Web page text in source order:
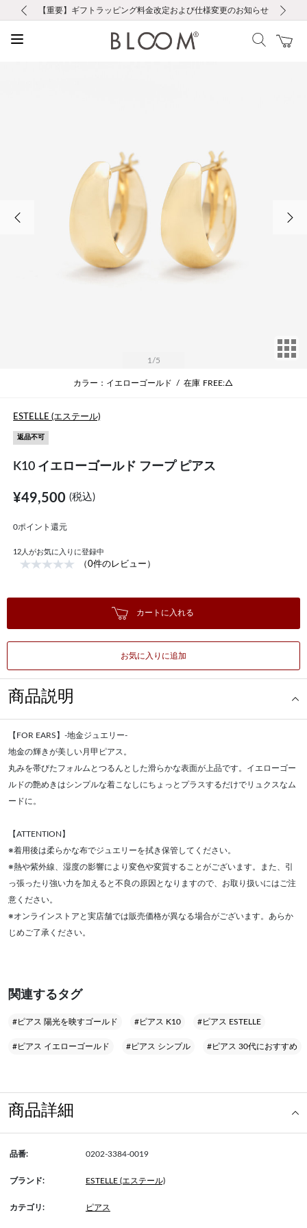
お修理・アフターサービスのご案内
【重要】令和８年熊本地震に伴う集配への影響について
【重要】ギフトラッピング料金改定および仕様変更のお知らせ
【重要】夏季休業の営業についてのご案内
税込5,500円以上で送料無料｜最短24時間以内に発送
新規会員登録で1000ポイントプレゼント！
新規LINE友だち登録で500円クーポンプレゼント
会員限定！レビュー投稿で100ポイントプレゼント
お修理・アフターサービスのご案内
【重要】令和８年熊本地震に伴う集配への影響について
1 /5
カラー：イエローゴールド / 在庫 FREE:△
ESTELLE (エステール)
返品不可
K10 イエローゴールド フープ ピアス
¥49,500(税込)
0ポイント還元
12 人がお気に入りに登録中
（0件のレビュー）
カートに入れる
お気に入りに追加
商品説明
【FOR EARS】-地金ジュエリー-
地金の輝きが美しい月甲ピアス。
丸みを帯びたフォルムとつるんとした滑らかな表面が上品です。イエローゴー
ルドの艶めきはシンプルな着こなしにちょっとプラスするだけでリュクスなム
ードに。
【ATTENTION】
※着用後は柔らかな布でジュエリーを拭き保管してください。
※熱や紫外線、湿度の影響により変色や変質することがございます。また、引
っ張ったり強い力を加えると不良の原因となりますので、お取り扱いにはご注
意ください。
※オンラインストアと実店舗では販売価格が異なる場合がございます。あらか
じめご了承ください。
関連するタグ
#ピアス 陽光を映すゴールド #ピアス K10 #ピアス ESTELLE
#ピアス イエローゴールド #ピアス シンプル #ピアス 30代におすすめ
商品詳細
品番: 0202-3384-0019
ブランド: ESTELLE (エステール)
カテゴリ: ピアス